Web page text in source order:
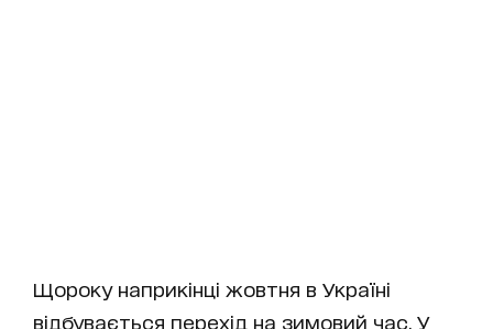
Щороку наприкінці жовтня в Україні
відбувається перехід на зимовий час. У